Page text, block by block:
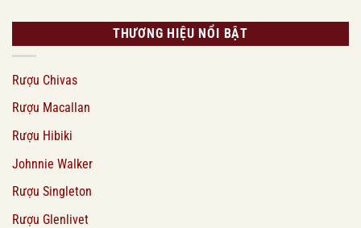
THƯƠNG HIỆU NỔI BẬT
Rượu Chivas
Rượu Macallan
Rượu Hibiki
Johnnie Walker
Rượu Singleton
Rượu Glenlivet